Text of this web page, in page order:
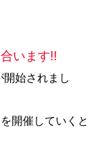
います!!
始されまし
開催していくと